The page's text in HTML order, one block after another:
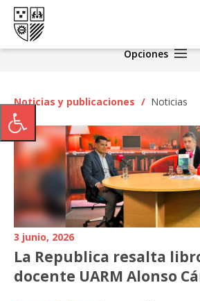
Opciones
Noticias y publicaciones / Noticias
3 junio, 2026
La Republica resalta
docente UARM Alonso